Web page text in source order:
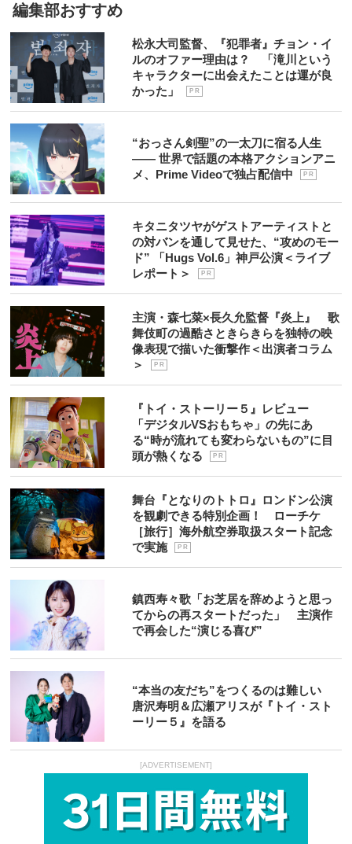
編集部おすすめ
松永大司監督、『犯罪者』チョン・イ
ルのオファー理由は？ 「滝川という
キャラクターに出会えたことは運が良
かった」
P R
“おっさん剣聖”の一太刀に宿る人生
―― 世界で話題の本格アクションアニ
メ、Prime Videoで独占配信中
P R
キタニタツヤがゲストアーティストと
の対バンを通して見せた、“攻めのモー
ド” 「Hugs Vol.6」神戸公演＜ライブ
レポート＞
P R
主演・森七菜×長久允監督『炎上』 歌
舞伎町の過酷さときらきらを独特の映
像表現で描いた衝撃作＜出演者コラム
＞
P R
『トイ・ストーリー５』レビュー
「デジタルVSおもちゃ」の先にあ
る“時が流れても変わらないもの”に目
頭が熱くなる
P R
舞台『となりのトトロ』ロンドン公演
を観劇できる特別企画！ ローチケ
［旅行］海外航空券取扱スタート記念
で実施
P R
鎮西寿々歌「お芝居を辞めようと思っ
てからの再スタートだった」 主演作
で再会した“演じる喜び”
“本当の友だち”をつくるのは難しい
唐沢寿明＆広瀬アリスが『トイ・スト
ーリー５』を語る
[ADVERTISEMENT]